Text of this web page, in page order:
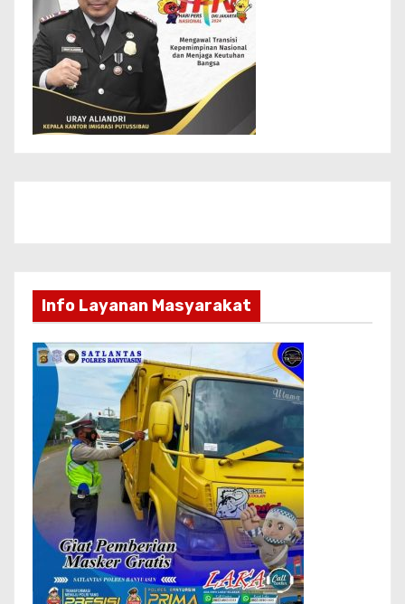
Info Layanan Masyarakat